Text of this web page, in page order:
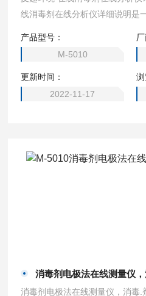
线消毒剂在线分析仪详细说明是
应、医学、制药、污水处理、食
的需求。
产品型号：
M-5010
更新时间：
2022-11-17
浏
消毒剂电极法在线测量仪
消毒剂电极法在线测量仪，消毒